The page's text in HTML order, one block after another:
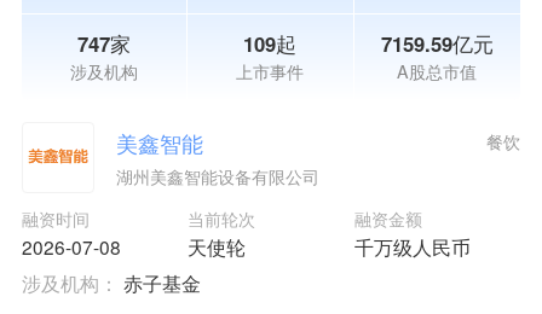
747家
涉及机构
109起
上市事件
7159.59亿元
A股总市值
美鑫智能
湖州美鑫智能设备有限公司
融资时间
2026-07-08
当前轮次
天使轮
融资金额
千万级人民币
餐饮
涉及机构： 赤子基金